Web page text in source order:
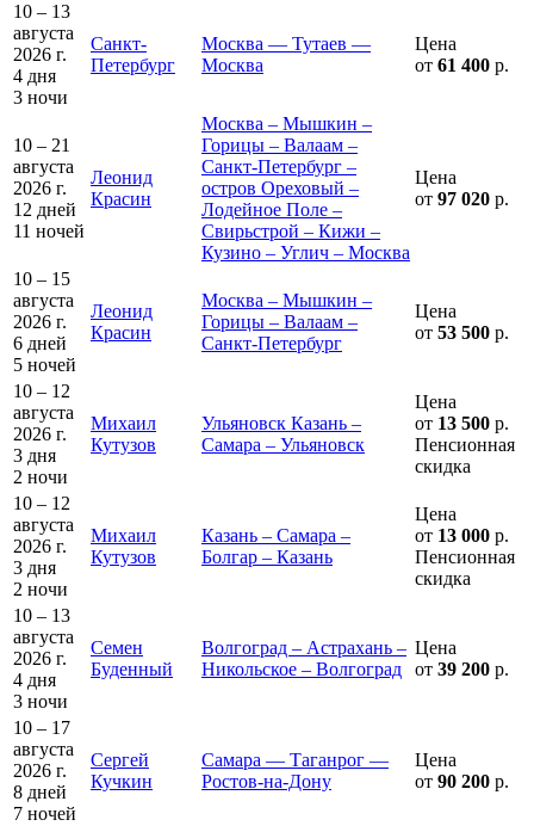
10 – 13
августа
2026 г.
4 дня
3 ночи
Санкт-
Петербург
Москва — Тутаев —
Москва
Цена
от 61 400 р.
10 – 21
августа
2026 г.
12 дней
11 ночей
Леонид
Красин
Москва – Мышкин –
Горицы – Валаам –
Санкт-Петербург –
остров Ореховый –
Лодейное Поле –
Свирьстрой – Кижи –
Кузино – Углич – Москва
Цена
от 97 020 р.
10 – 15
августа
2026 г.
6 дней
5 ночей
Леонид
Красин
Москва – Мышкин –
Горицы – Валаам –
Санкт-Петербург
Цена
от 53 500 р.
10 – 12
августа
2026 г.
3 дня
2 ночи
Михаил
Кутузов
Ульяновск Казань –
Самара – Ульяновск
Цена
от 13 500 р.
Пенсионная
скидка
10 – 12
августа
2026 г.
3 дня
2 ночи
Михаил
Кутузов
Казань – Самара –
Болгар – Казань
Цена
от 13 000 р.
Пенсионная
скидка
10 – 13
августа
2026 г.
4 дня
3 ночи
Семен
Буденный
Волгоград – Астрахань –
Никольское – Волгоград
Цена
от 39 200 р.
10 – 17
августа
2026 г.
8 дней
7 ночей
Сергей
Кучкин
Самара — Таганрог —
Ростов-на-Дону
Цена
от 90 200 р.